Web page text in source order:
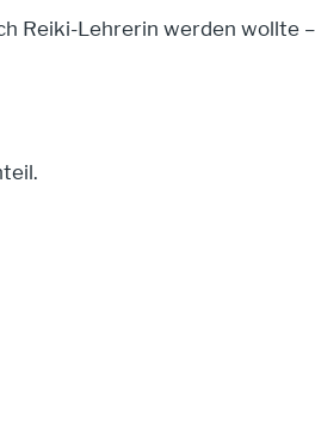
Reiki-Lehrerin werden wollte